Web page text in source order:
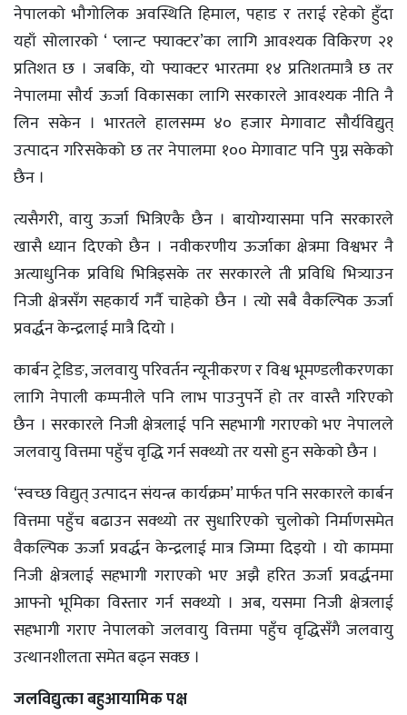
नेपालको भौगोलिक अवस्थिति हिमाल, पहाड र तराई रहेको हुँदा
यहाँ सोलारको ‘ प्लान्ट फ्याक्टर’का लागि आवश्यक विकिरण २१
प्रतिशत छ । जबकि, यो फ्याक्टर भारतमा १४ प्रतिशतमात्रै छ तर
नेपालमा सौर्य ऊर्जा विकासका लागि सरकारले आवश्यक नीति नै
लिन सकेन । भारतले हालसम्म ४० हजार मेगावाट सौर्यविद्युत्
उत्पादन गरिसकेको छ तर नेपालमा १०० मेगावाट पनि पुग्न सकेको
छैन ।
त्यसैगरी, वायु ऊर्जा भित्रिएकै छैन । बायोग्यासमा पनि सरकारले
खासै ध्यान दिएको छैन । नवीकरणीय ऊर्जाका क्षेत्रमा विश्वभर नै
अत्याधुनिक प्रविधि भित्रिइसके तर सरकारले ती प्रविधि भित्र्याउन
निजी क्षेत्रसँग सहकार्य गर्नै चाहेको छैन । त्यो सबै वैकल्पिक ऊर्जा
प्रवर्द्धन केन्द्रलाई मात्रै दियो ।
कार्बन ट्रेडिङ, जलवायु परिवर्तन न्यूनीकरण र विश्व भूमण्डलीकरणका
लागि नेपाली कम्पनीले पनि लाभ पाउनुपर्ने हो तर वास्तै गरिएको
छैन । सरकारले निजी क्षेत्रलाई पनि सहभागी गराएको भए नेपालले
जलवायु वित्तमा पहुँच वृद्धि गर्न सक्थ्यो तर यसो हुन सकेको छैन ।
‘स्वच्छ विद्युत् उत्पादन संयन्त्र कार्यक्रम’ मार्फत पनि सरकारले कार्बन
वित्तमा पहुँच बढाउन सक्थ्यो तर सुधारिएको चुलोको निर्माणसमेत
वैकल्पिक ऊर्जा प्रवर्द्धन केन्द्रलाई मात्र जिम्मा दिइयो । यो काममा
निजी क्षेत्रलाई सहभागी गराएको भए अझै हरित ऊर्जा प्रवर्द्धनमा
आफ्नो भूमिका विस्तार गर्न सक्थ्यो । अब, यसमा निजी क्षेत्रलाई
सहभागी गराए नेपालको जलवायु वित्तमा पहुँच वृद्धिसँगै जलवायु
उत्थानशीलता समेत बढ्न सक्छ ।
जलविद्युत्का बहुआयामिक पक्ष